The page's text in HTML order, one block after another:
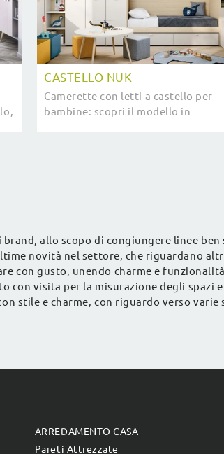
CASTELLO NUK
Camerette con letti a castello per
bambine: scopri il modello in
allo scopo di congiungere linee
novità nel settore, che riguardano
con gusto, unendo charme e
visita per la misurazione degli spazi
stile e charme, con riguardo verso
ARREDAMENTO CASA
Pareti Attrezzate